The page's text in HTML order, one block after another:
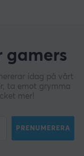
gamers
idag på vårt
ta emot grymma
mer!
PRENUMERERA